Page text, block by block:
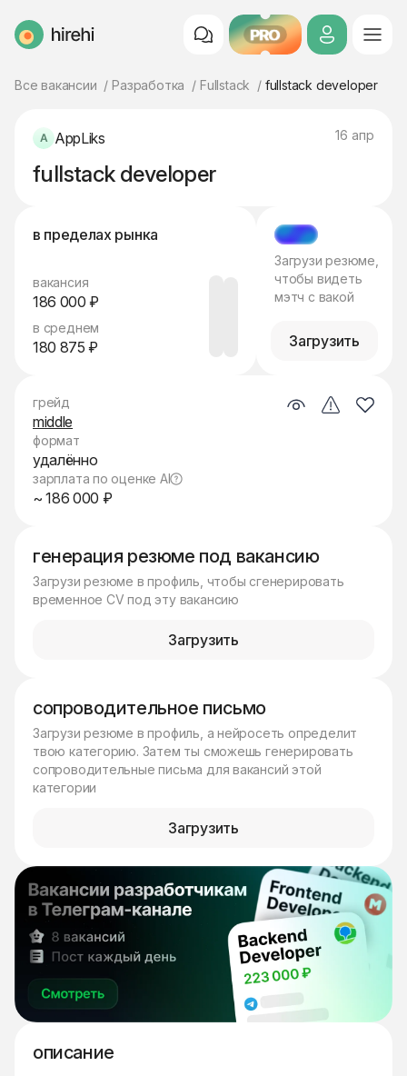
HireHi PRO
Все вакансии Разработка Fullstack fullstack developer
AppLiks 16 апр
fullstack developer
в пределах рынка
вакансия
186 000 ₽
в среднем
180 875 ₽
МЭТЧ
Загрузи резюме,
чтобы видеть
мэтч с вакой
Загрузить
генерация резюме под вакансию
Загрузи резюме в профиль, чтобы сгенерировать
временное CV под эту вакансию
Загрузить
сопроводительное письмо
Загрузи резюме в профиль, а нейросеть определит
твою категорию. Затем ты сможешь генерировать
сопроводительные письма для вакансий этой
категории
Загрузить
описание
грейд
middle
формат
удалённо
зарплата по оценке AI
~ 186 000 ₽